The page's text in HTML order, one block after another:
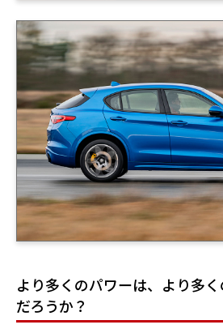
より多くのパワーは、より多
だろうか？